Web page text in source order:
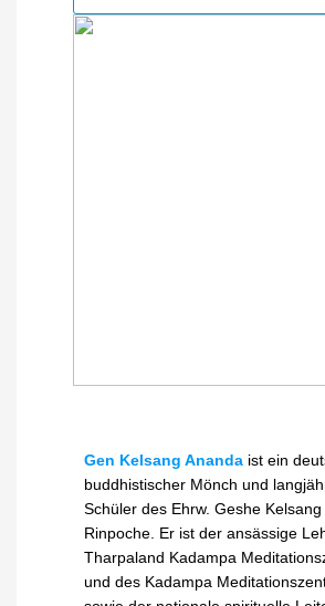
Gen Kelsang Ananda ist ein
buddhistischer Mönch und
Schüler des Ehrw. Geshe
Rinpoche. Er ist der ansässige
Tharpaland Kadampa
und des Kadampa